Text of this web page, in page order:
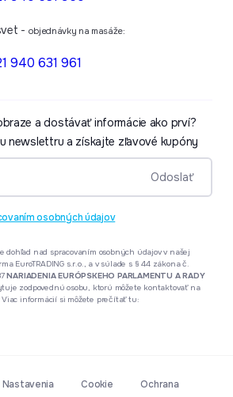
- objednávky na masáže:
940 631 961
a dostávať informácie ako prví?
newslettru a získajte zľavové kupóny
Odoslať
osobných údajov
dohľad nad spracovaním osobných údajov v našej
EuroTRADING s.r.o., a v súlade s § 44 zákona č.
NARIADENIA EURÓPSKEHO PARLAMENTU A RADY
zodpovednú osobu, ktorú môžete kontaktovať na
Viac informácií si môžete prečítať tu:
Nastavenia Cookie Ochrana